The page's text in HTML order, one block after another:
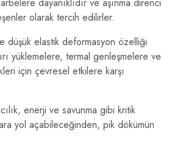
olarak tercih edilirler.
düşük elastik deformasyon özelliği
yüklemelere, termal genleşmelere ve
için çevresel etkilere karşı
enerji ve savunma gibi kritik
yol açabileceğinden, pik dökümün